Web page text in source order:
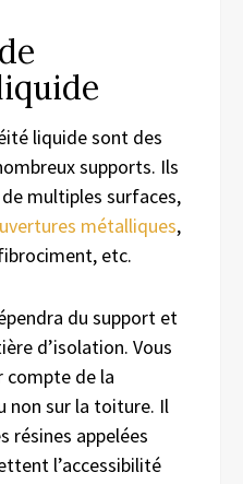
liquide sont des
supports. Ils
multiples surfaces,
métalliques,
etc.
du support et
d’isolation. Vous
compte de la
non sur la toiture. Il
résines appelées
l’accessibilité